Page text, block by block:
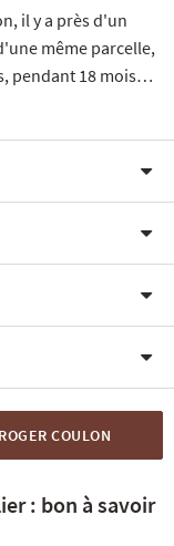
il y a près d'un
même parcelle,
pendant 18 mois…
COULON
: bon à savoir